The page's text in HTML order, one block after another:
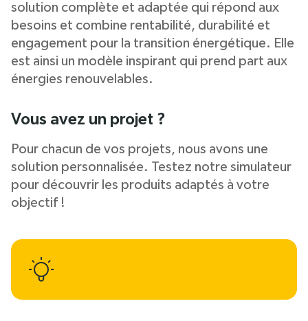
solution complète et adaptée qui répond aux
besoins et combine rentabilité, durabilité et
engagement pour la transition énergétique. Elle
est ainsi un modèle inspirant qui prend part aux
énergies renouvelables.
Vous avez un projet ?
Pour chacun de vos projets, nous avons une
solution personnalisée. Testez notre simulateur
pour découvrir les produits adaptés à votre
objectif !